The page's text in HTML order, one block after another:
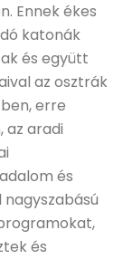
Ennek ékes
katonák
és együtt
az osztrák
erre
aradi
és
és